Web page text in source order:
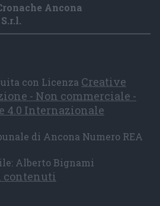
Ancona
con Licenza Creative
- Non commerciale -
4.0 Internazionale
di Ancona Numero REA
Alberto Bignami
contenuti